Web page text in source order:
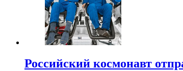
Российский космонавт